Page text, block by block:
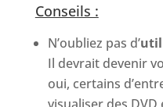
Conseils :
N’oubliez pas d’
Il devrait devenir
oui, certains